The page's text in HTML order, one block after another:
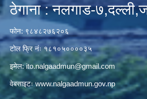
ठेगाना : नलगाड-
फोन: ९८४८२७६२०६
टोल फ्रि नंः १८१०५००००३५
इमेल:ito.nalgaadmun@gmail.com
वेबसाइटःwww.nalgaadmun.gov.np